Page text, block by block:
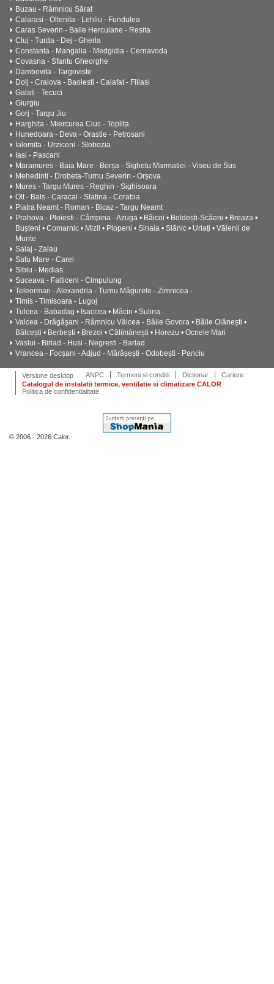
Buzau - Râmnicu Sărat
Calarasi - Oltenita - Lehliu - Fundulea
Caras Severin - Baile Herculane - Resita
Cluj - Turda - Dej - Gherla
Constanta - Mangalia - Medgidia - Cernavoda
Covasna - Sfantu Gheorghe
Dambovita - Targoviste
Dolj - Craiova - Baolesti - Calafat - Filiasi
Galati - Tecuci
Giurgiu
Gorj - Targu Jiu
Harghita - Miercurea Ciuc - Toplita
Hunedoara - Deva - Orastie - Petrosani
Ialomita - Urziceni - Slobozia
Iasi - Pascani
Maramures - Baia Mare - Borșa - Sighetu Marmatiei - Viseu de Sus
Mehedinti - Drobeta-Turnu Severin - Orșova
Mures - Targu Mures - Reghin - Sighisoara
Olt - Bals - Caracal - Slatina - Corabia
Piatra Neamt - Roman - Bicaz - Targu Neamt
Prahova - Ploiesti - Câmpina - Azuga • Băicoi • Boldești-Scăeni • Breaza •
Bușteni • Comarnic • Mizil • Plopeni • Sinaia • Slănic • Urlați • Vălenii de
Munte
Salaj - Zalau
Satu Mare - Carei
Sibiu - Medias
Suceava - Falticeni - Cimpulung
Teleorman - Alexandria - Turnu Măgurele - Zimnicea -
Timis - Timisoara - Lugoj
Tulcea - Babadag • Isaccea • Măcin • Sulina
Valcea - Drăgășani - Râmnicu Vâlcea - Băile Govora • Băile Olănești •
Bălcești • Berbești • Brezoi • Călimănești • Horezu • Ocnele Mari
Vaslui - Birlad - Husi - Negresti - Barlad
Vrancea - Focșani - Adjud - Mărășești - Odobești - Panciu
Versiune desktop ANPC Termeni si conditii Dictionar
Cariere
Catalogul de instalatii termice, ventilatie si climatizare CALOR
Politica de confidentialitate
© 2006 - 2026 Calor.